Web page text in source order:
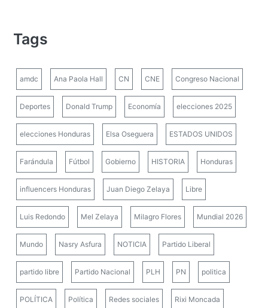
Tags
amdc Ana Paola Hall CN CNE Congreso Nacional
Deportes Donald Trump Economía elecciones 2025
elecciones Honduras Elsa Oseguera ESTADOS UNIDOS
Farándula Fútbol Gobierno HISTORIA Honduras
influencers Honduras Juan Diego Zelaya Libre
Luis Redondo Mel Zelaya Milagro Flores Mundial 2026
Mundo Nasry Asfura NOTICIA Partido Liberal
partido libre Partido Nacional PLH PN politica
POLÍTICA Política Redes sociales Rixi Moncada